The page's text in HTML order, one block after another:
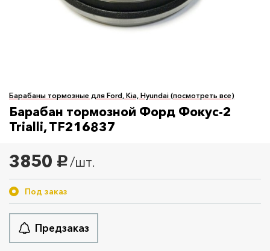
Барабаны тормозные для Ford, Kia, Hyundai (посмотреть все)
Барабан тормозной Форд Фокус-2
Trialli, TF216837
3850 руб. /шт.
Под заказ
Предзаказ